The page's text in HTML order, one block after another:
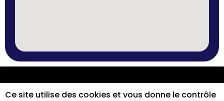
Ce site utilise des cookies et vous donne le contrôle